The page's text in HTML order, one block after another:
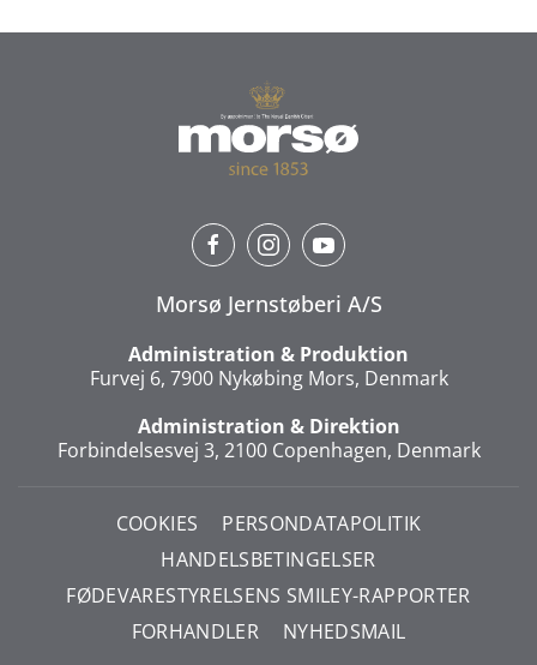
Morsø Jernstøberi A/S
Administration & Produktion
Furvej 6, 7900 Nykøbing Mors, Denmark
Administration & Direktion
Forbindelsesvej 3, 2100 Copenhagen, Denmark
COOKIES
PERSONDATAPOLITIK
HANDELSBETINGELSER
FØDEVARESTYRELSENS SMILEY-RAPPORTER
FORHANDLER
NYHEDSMAIL